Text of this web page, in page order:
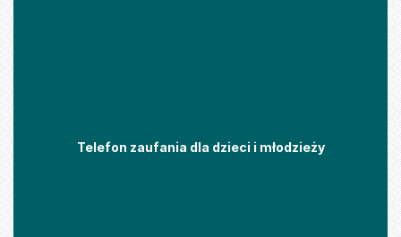
Telefon zaufania dla dzieci i młodzieży